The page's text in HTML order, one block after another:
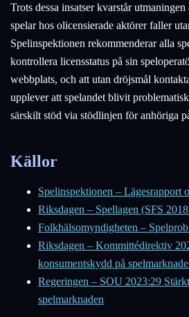
Trots dessa insatser kvarstår
spelar hos olicensierade aktörer faller
Spelinspektionen rekommenderar alla
kontrollera licensstatus på sin
webbplats, och att utan dröjsmål
upplever att spelandet blivit
särskilt stöd via stödlinjen för anhöriga
Källor
Spelinspektionen – Lägesrapport
Riksdagen – Spellagen (SFS
Folkhälsomyndigheten –
Riksdagen – Kommittédirektiv
konsumentskydd på
Regeringen – SOU 2023:29
spelmarknaden